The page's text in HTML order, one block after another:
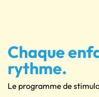
Chaque
rythme.
Le programme de